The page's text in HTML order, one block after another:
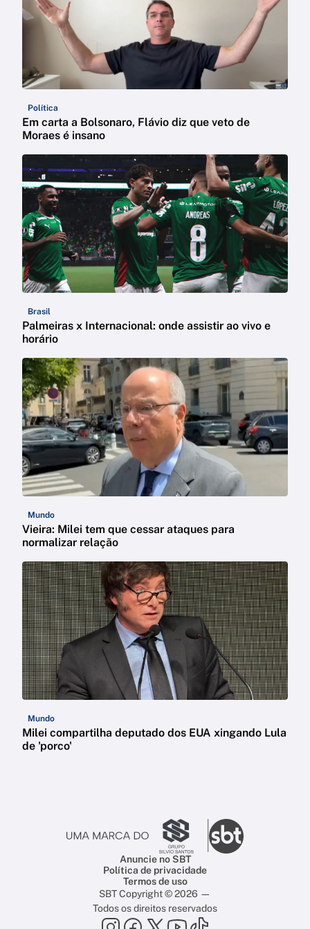
Política
Em carta a Bolsonaro, Flávio diz que veto de
Moraes é insano
Brasil
Palmeiras x Internacional: onde assistir ao vivo e
horário
Mundo
Vieira: Milei tem que cessar ataques para
normalizar relação
Mundo
Milei compartilha deputado dos EUA xingando Lula
de 'porco'
Anuncie no SBT
Política de privacidade
Termos de uso
SBT Copyright © 2026 —
Todos os direitos reservados